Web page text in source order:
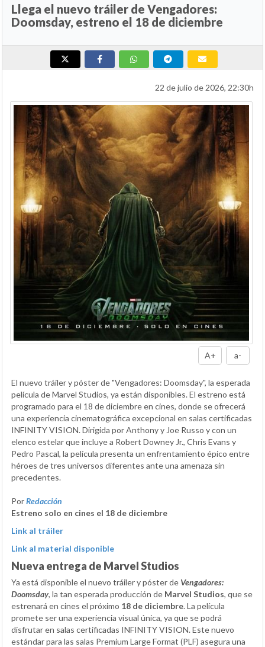
Llega el nuevo tráiler de Vengadores:
Doomsday, estreno el 18 de diciembre
22 de julio de 2026, 22:30h
A+ a-
El nuevo tráiler y póster de "Vengadores: Doomsday", la esperada
película de Marvel Studios, ya están disponibles. El estreno está
programado para el 18 de diciembre en cines, donde se ofrecerá
una experiencia cinematográfica excepcional en salas certificadas
INFINITY VISION. Dirigida por Anthony y Joe Russo y con un
elenco estelar que incluye a Robert Downey Jr., Chris Evans y
Pedro Pascal, la película presenta un enfrentamiento épico entre
héroes de tres universos diferentes ante una amenaza sin
precedentes.
PorRedacción
Estreno solo en cines el 18 de diciembre
Link al tráiler
Link al material disponible
Nueva entrega de Marvel Studios
Ya está disponible el nuevo tráiler y póster de Vengadores:
Doomsday, la tan esperada producción de Marvel Studios, que se
estrenará en cines el próximo 18 de diciembre. La película
promete ser una experiencia visual única, ya que se podrá
disfrutar en salas certificadas INFINITY VISION. Este nuevo
estándar para las salas Premium Large Format (PLF) asegura una